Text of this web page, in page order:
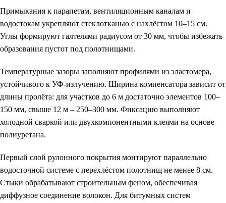
Примыкания к парапетам, вентиляционным каналам и
водостокам укрепляют стеклотканью с нахлёстом 10–15 см.
Углы формируют галтелями радиусом от 30 мм, чтобы избежать
образования пустот под полотнищами.
Температурные зазоры заполняют профилями из эластомера,
устойчивого к УФ-излучению. Ширина компенсатора зависит от
длины пролёта: для участков до 6 м достаточно элементов 100–
150 мм, свыше 12 м – 250–300 мм. Фиксацию выполняют
холодной сваркой или двухкомпонентными клеями на основе
полиуретана.
Первый слой рулонного покрытия монтируют параллельно
водосточной системе с перехлёстом полотнищ не менее 8 см.
Стыки обрабатывают строительным феном, обеспечивая
диффузное соединение волокон. Для битумных систем